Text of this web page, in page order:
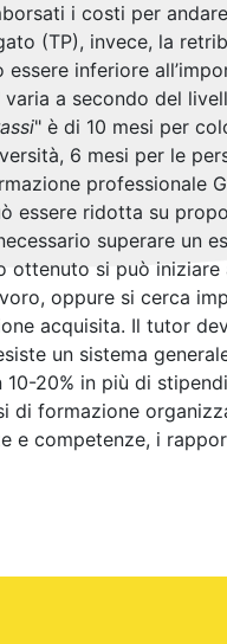
i costi per
(TP), invece, la
inferiore
a secondo del
" è di 10 mesi per
6 mesi per le
professionale
essere ridotta su
superare un
ottenuto si può
oppure si cerca
acquisita. Il tutor
un sistema
20% in più di
di formazione
e competenze, i